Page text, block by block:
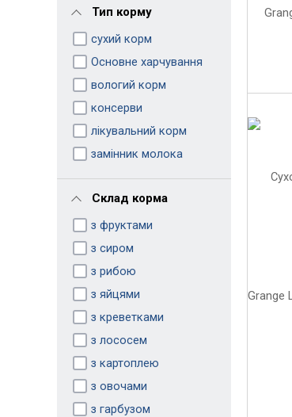
Тип корму
сухий корм
Основне харчування
вологий корм
консерви
лікувальний корм
замінник молока
Склад корма
з фруктами
з сиром
з рибою
з яйцями
з креветками
з лососем
з картоплею
з овочами
з гарбузом